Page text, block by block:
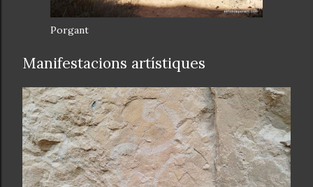
Porgant
Manifestacions artístiques